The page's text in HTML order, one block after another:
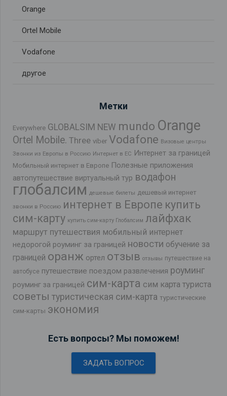
Orange
Ortel Mobile
Vodafone
другое
Метки
Everywhere GLOBALSIM NEW mundo Orange
Ortel Mobile. Three viber Vodafone Визовые центры
Звонки из Европы в Россию Интернет в ЕС Интернет за границей
Мобильный интернет в Европе Полезные приложения
автопутешествие виртуальный тур водафон
глобалсим дешевые билеты дешевый интернет
звонки в Россию интернет в Европе купить
сим-карту купить сим-карту Глобалсим лайфхак
маршрут путешествия мобильный интернет
недорогой роуминг за границей новости обучение за
границей оранж ортел отзыв отзывы путешествие на
автобусе путешествие поездом развлечения роуминг
роуминг за границей сим-карта сим карта туриста
советы туристическая сим-карта туристические
сим-карты экономия
Есть вопросы? Мы поможем!
ЗАДАТЬ ВОПРОС